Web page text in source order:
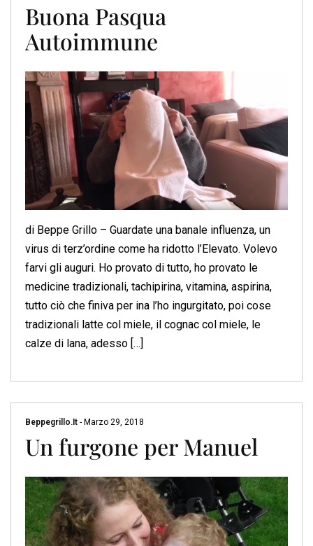
Buona Pasqua
Autoimmune
di Beppe Grillo – Guardate una banale influenza, un
virus di terz’ordine come ha ridotto l’Elevato. Volevo
farvi gli auguri. Ho provato di tutto, ho provato le
medicine tradizionali, tachipirina, vitamina, aspirina,
tutto ciò che finiva per ina l’ho ingurgitato, poi cose
tradizionali latte col miele, il cognac col miele, le
calze di lana, adesso […]
Beppegrillo.it - Marzo 29, 2018
Un furgone per Manuel